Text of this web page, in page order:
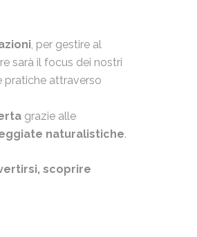
, per gestire al
sarà il focus dei nostri
pratiche attraverso
grazie alle
naturalistiche.
scoprire